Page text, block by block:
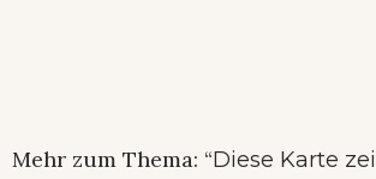
Mehr zum Thema: “Diese Karte